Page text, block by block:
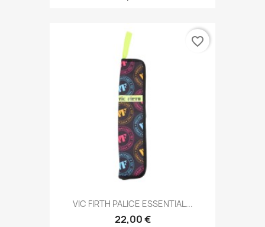
VIC FIRTH PALICE ESSENTIAL...
22,00 €
favorite_border